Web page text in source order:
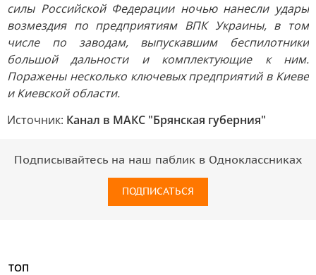
силы Российской Федерации ночью нанесли удары
возмездия по предприятиям ВПК Украины, в том
числе по заводам, выпускавшим беспилотники
большой дальности и комплектующие к ним.
Поражены несколько ключевых предприятий в Киеве
и Киевской области.
Источник: Канал в МАКС "Брянская губерния"
Подписывайтесь на наш паблик в Одноклассниках
ПОДПИСАТЬСЯ
ТОП